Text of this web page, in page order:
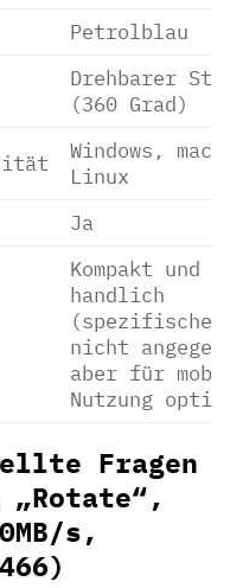
Petrolblau
Drehbarer
(360 Grad)
Windows,
Linux
Ja
Kompakt und
handlich
(spezifische
nicht
aber für
Nutzung
Fragen
„Rotate“,
s,